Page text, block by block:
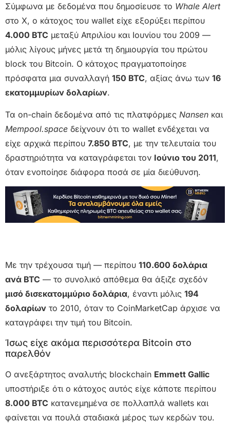
Σύμφωνα με δεδομένα που δημοσίευσε το Whale Alert
στο X, ο κάτοχος του wallet είχε εξορύξει περίπου
4.000 BTC μεταξύ Απριλίου και Ιουνίου του 2009 —
μόλις λίγους μήνες μετά τη δημιουργία του πρώτου
block του Bitcoin. Ο κάτοχος πραγματοποίησε
πρόσφατα μια συναλλαγή 150 BTC, αξίας άνω των 16
εκατομμυρίων δολαρίων.
Τα on-chain δεδομένα από τις πλατφόρμες Nansen και
Mempool.space δείχνουν ότι το wallet ενδέχεται να
είχε αρχικά περίπου 7.850 BTC, με την τελευταία του
δραστηριότητα να καταγράφεται τον Ιούνιο του 2011,
όταν ενοποίησε διάφορα ποσά σε μία διεύθυνση.
Με την τρέχουσα τιμή — περίπου 110.600 δολάρια
ανά BTC — το συνολικό απόθεμα θα άξιζε σχεδόν
μισό δισεκατομμύριο δολάρια, έναντι μόλις 194
δολαρίων το 2010, όταν το CoinMarketCap άρχισε να
καταγράφει την τιμή του Bitcoin.
Ίσως είχε ακόμα περισσότερα Bitcoin στο
παρελθόν
Ο ανεξάρτητος αναλυτής blockchain Emmett Gallic
υποστήριξε ότι ο κάτοχος αυτός είχε κάποτε περίπου
8.000 BTC κατανεμημένα σε πολλαπλά wallets και
φαίνεται να πουλά σταδιακά μέρος των κερδών του.